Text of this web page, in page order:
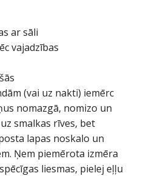
ar sāli
vajadzības
(vai uz nakti) iemērc
nomazgā, nomizo un
smalkas rīves, bet
lapas noskalo un
Ņem piemērota izmēra
liesmas, pielej eļļu